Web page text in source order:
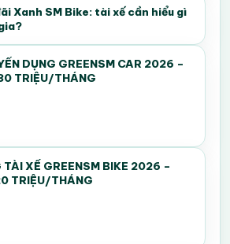
Xanh SM Bike: tài xế cần hiểu gì
DỤNG GREENSM CAR 2026 –
TRIỆU/THÁNG
TÀI XẾ GREENSM BIKE 2026 –
TRIỆU/THÁNG